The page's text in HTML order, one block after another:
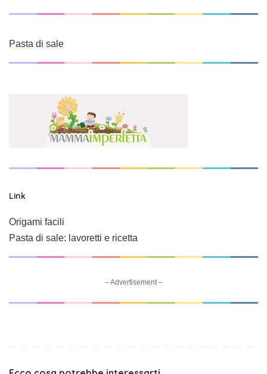
Pasta di sale
Link
Origami facili
Pasta di sale: lavoretti e ricetta
– Advertisement –